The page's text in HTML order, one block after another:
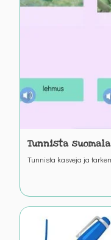
Tunnista
puulajeja
Tunnista kasveja ja